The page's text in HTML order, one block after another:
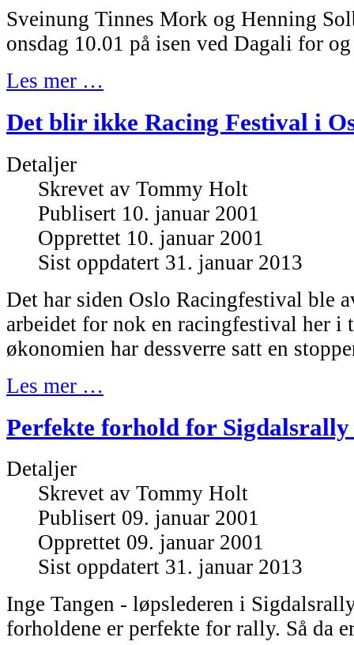
Sveinung Tinnes Mork og Henning
onsdag 10.01 på isen ved Dagali for
Les mer …
Det blir ikke Racing Festival i
Detaljer
Skrevet av Tommy Holt
Publisert 10. januar 2001
Opprettet 10. januar 2001
Sist oppdatert 31. januar 2013
Det har siden Oslo Racingfestival ble
arbeidet for nok en racingfestival her i
økonomien har dessverre satt en
Les mer …
Perfekte forhold for
Detaljer
Skrevet av Tommy Holt
Publisert 09. januar 2001
Opprettet 09. januar 2001
Sist oppdatert 31. januar 2013
Inge Tangen - løpslederen i
forholdene er perfekte for rally. Så da